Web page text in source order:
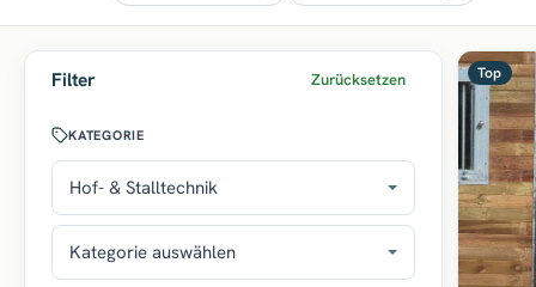
Filter Zurücksetzen
KATEGORIE
Hof- & Stalltechnik
Kategorie auswählen
Top